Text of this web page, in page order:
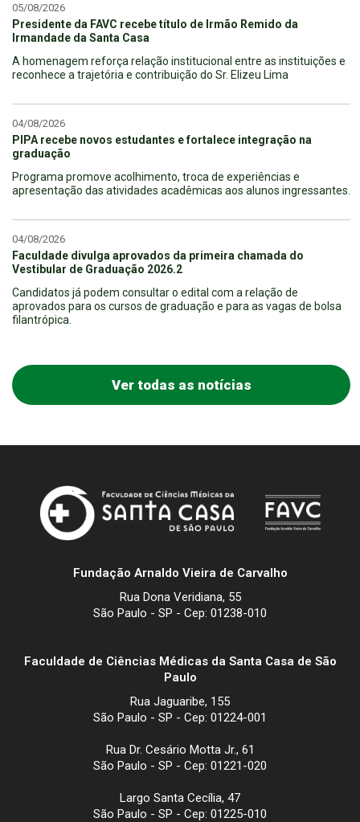
05/08/2026
Presidente da FAVC recebe título de Irmão Remido da
Irmandade da Santa Casa
A homenagem reforça relação institucional entre as instituições e
reconhece a trajetória e contribuição do Sr. Elizeu Lima
04/08/2026
PIPA recebe novos estudantes e fortalece integração na
graduação
Programa promove acolhimento, troca de experiências e
apresentação das atividades acadêmicas aos alunos ingressantes.
04/08/2026
Faculdade divulga aprovados da primeira chamada do
Vestibular de Graduação 2026.2
Candidatos já podem consultar o edital com a relação de
aprovados para os cursos de graduação e para as vagas de bolsa
filantrópica.
Ver todas as notícias
Fundação Arnaldo Vieira de Carvalho
Rua Dona Veridiana, 55
São Paulo - SP - Cep: 01238-010
Faculdade de Ciências Médicas da Santa Casa de São
Paulo
Rua Jaguaribe, 155
São Paulo - SP - Cep: 01224-001
Rua Dr. Cesário Motta Jr., 61
São Paulo - SP - Cep: 01221-020
Largo Santa Cecília, 47
São Paulo - SP - Cep: 01225-010